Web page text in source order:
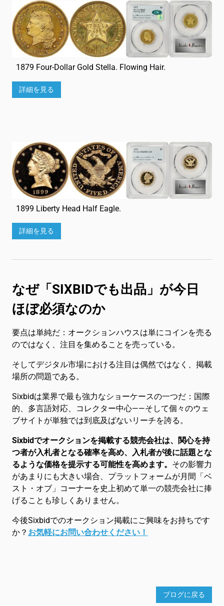
1879 Four-Dollar Gold Stella. Flowing Hair.
詳細を見る
1899 Liberty Head Half Eagle.
詳細を見る
なぜ「SIXBIDでも出品」が今日
ほぼ必須なのか
要点は単純だ：オークションハウスは単にコインを売る
のではなく、注目を集めることを売っている。
そしてデジタル市場における注目は偶然ではなく、掲載
場所の問題である。
Sixbidは業界で最も強力なショーケースの一つだ：国際
的、多言語対応、コレクター中心――そして個々のウェ
ブサイトが単独では到底及ばないリーチを誇る。
Sixbidでオークションを掲載する競売会社は、関心を持
つ者が入札者となる確率を高め、入札者が後に話題とな
るような価格を提示する可能性を高めます。 その影響力
があまりにも大きい場合、プラットフォームが月間「ベ
スト・オブ」コーナーを史上初めて単一の競売会社に捧
げることも珍しくありません。
今後Sixbidでのオークション掲載にご興味をお持ちです
か？ お気軽にお問い合わせください！
ブログに戻る